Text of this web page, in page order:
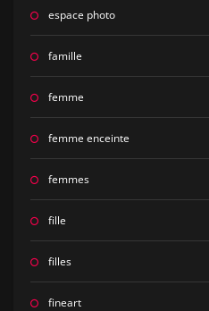
espace photo
famille
femme
femme enceinte
femmes
fille
filles
fineart